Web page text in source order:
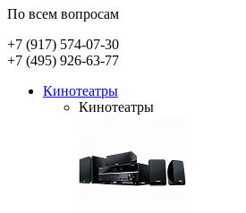
По всем вопросам
+7 (917) 574-07-30
+7 (495) 926-63-77
Кинотеатры
Кинотеатры